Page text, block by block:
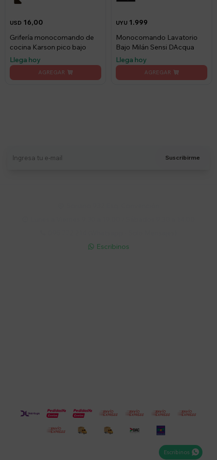
USD 16,00
Grifería monocomando de
cocina Karson pico bajo
Llega hoy
UYU 1.999
Monocomando Lavatorio
Bajo Milán Sensi DAcqua
Llega hoy
Suscribirme
 Escribinos
Escribinos